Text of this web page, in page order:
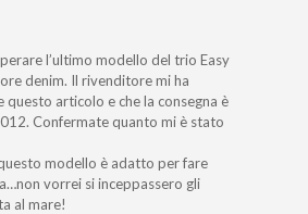
l’ultimo modello del trio Easy
denim. Il rivenditore mi ha
articolo e che la consegna è
Confermate quanto mi è stato
modello è adatto per fare
vorrei si inceppassero gli
al mare!